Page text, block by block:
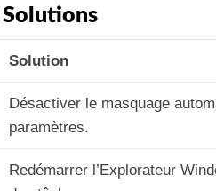
Solutions
Solution
Désactiver le masquage
paramètres.
Redémarrer l’Explorateur